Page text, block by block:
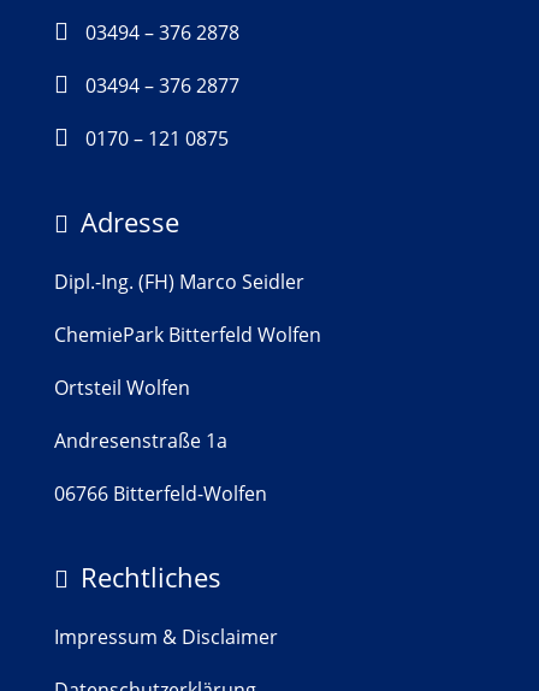

03494 – 376 2878

03494 – 376 2877

0170 – 121 0875
 Adresse
Dipl.-Ing. (FH) Marco Seidler
ChemiePark Bitterfeld Wolfen
Ortsteil Wolfen
Andresenstraße 1a
06766 Bitterfeld-Wolfen
 Rechtliches
Impressum & Disclaimer